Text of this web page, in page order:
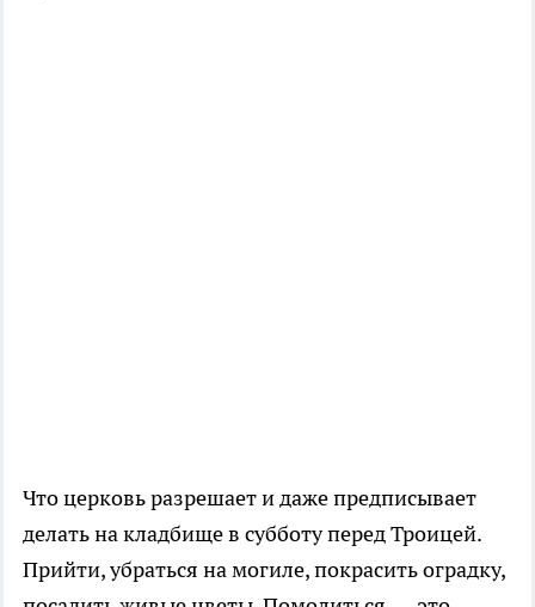
Что церковь разрешает и даже предписывает
делать на кладбище в субботу перед Троицей.
Прийти, убраться на могиле, покрасить оградку,